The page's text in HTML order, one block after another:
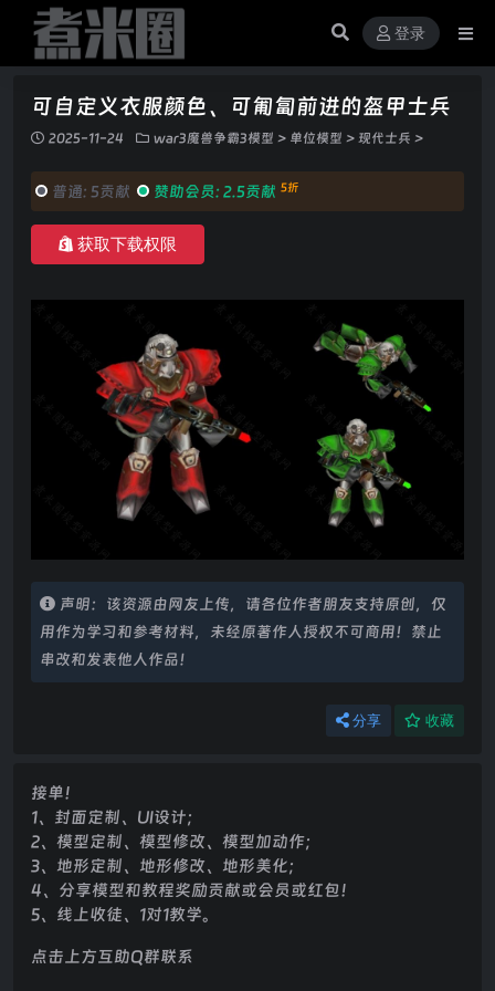
登录
可自定义衣服颜色、可匍匐前进的盔甲士兵
2025-11-24 war3魔兽争霸3模型 > 单位模型 > 现代士兵 >
普通: 5贡献 赞助会员: 2.5贡献 5折
获取下载权限
声明：该资源由网友上传，请各位作者朋友支持原创，仅
用作为学习和参考材料，未经原著作人授权不可商用！禁止
串改和发表他人作品！
分享 收藏
接单！
1、封面定制、UI设计；
2、模型定制、模型修改、模型加动作；
3、地形定制、地形修改、地形美化；
4、分享模型和教程奖励贡献或会员或红包！
5、线上收徒、1对1教学。
点击上方互助Q群联系